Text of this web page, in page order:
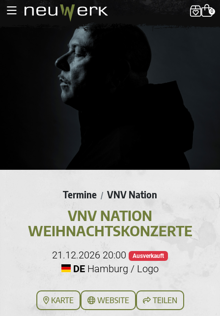
0
Termine / VNV Nation
VNV NATION
WEIHNACHTSKONZERTE
21.12.2026 20:00 Ausverkauft
DE Hamburg / Logo
KARTE WEBSITE TEILEN